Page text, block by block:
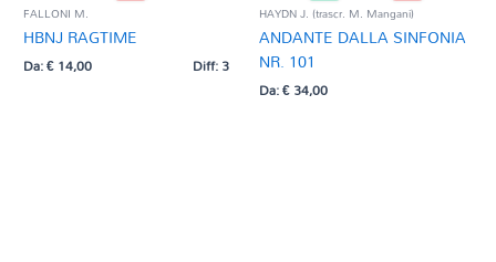
FALLONI M.
HBNJ RAGTIME
Da:€14,00 Diff: 3
HAYDN J. (trascr. M. Mangani)
ANDANTE DALLA SINFONIA
NR. 101
Da:€34,00